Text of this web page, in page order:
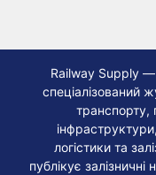
Railway Supply —
спеціалізований
транспорту,
логістики та
публікує залізничні